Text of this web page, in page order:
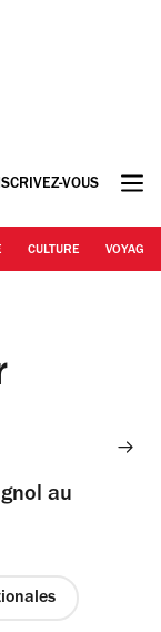
VOUS
CULTURE VOYAGE
au